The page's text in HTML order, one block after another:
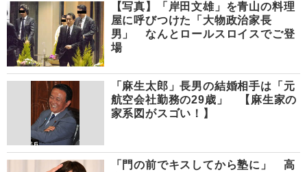
【写真】「岸田文雄」を青山の料理
屋に呼びつけた「大物政治家長
男」 なんとロールスロイスでご登
場
「麻生太郎」長男の結婚相手は「元
航空会社勤務の29歳」 【麻生家の
家系図がスゴい！】
「門の前でキスしてから塾に」 高